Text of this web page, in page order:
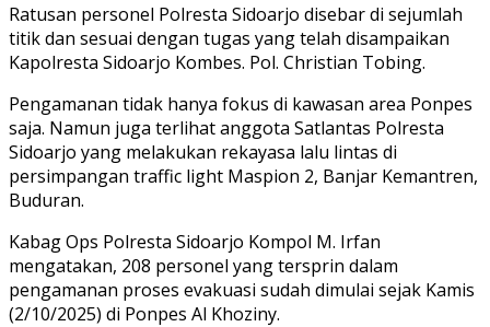
Ratusan personel Polresta Sidoarjo disebar di sejumlah
titik dan sesuai dengan tugas yang telah disampaikan
Kapolresta Sidoarjo Kombes. Pol. Christian Tobing.
Pengamanan tidak hanya fokus di kawasan area Ponpes
saja. Namun juga terlihat anggota Satlantas Polresta
Sidoarjo yang melakukan rekayasa lalu lintas di
persimpangan traffic light Maspion 2, Banjar Kemantren,
Buduran.
Kabag Ops Polresta Sidoarjo Kompol M. Irfan
mengatakan, 208 personel yang tersprin dalam
pengamanan proses evakuasi sudah dimulai sejak Kamis
(2/10/2025) di Ponpes Al Khoziny.